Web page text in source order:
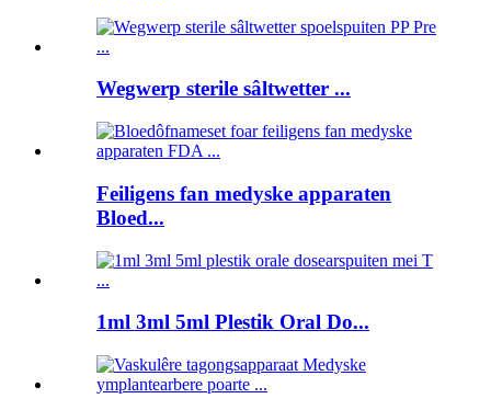
Wegwerp sterile sâltwetter ...
Feiligens fan medyske apparaten
Bloed...
1ml 3ml 5ml Plestik Oral Do...